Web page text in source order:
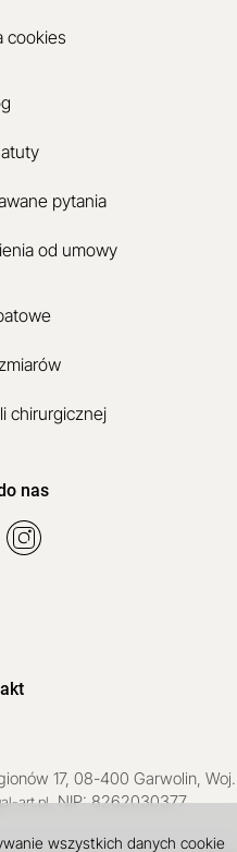
cookies
pytania
od umowy
chirurgicznej
nas
17, 08-400 Garwolin, Woj.
art.pl, NIP: 8262030377
wszystkich danych cookie